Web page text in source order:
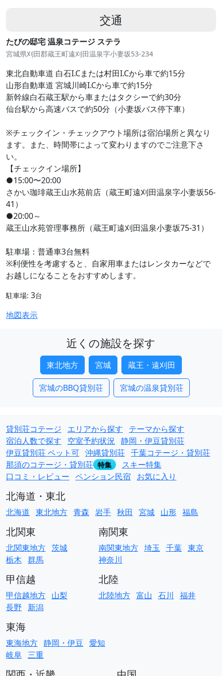
交通
たびの邸宅 温泉コテージ ステラ
宮城県刈田郡蔵王町遠刈田温泉字小妻坂53-234
東北自動車道 白石I.Cまたは村田I.Cから車で約15分
山形自動車道 宮城川崎I.Cから車で約15分
新幹線白石蔵王駅から車またはタクシーで約30分
仙台駅から高速バスで約50分（小妻坂バス停下車）
※チェックイン・チェックアウト場所は宿泊場所と異なり
ます。また、時間帯によって変わりますのでご注意下さ
い。
【チェックイン場所】
●15:00〜20:00
さかい珈琲蔵王山水苑前店（蔵王町遠刈田温泉字小妻坂56-
41）
●20:00～
蔵王山水苑管理事務所（蔵王町遠刈田温泉小妻坂75-31）
駐車場：普通車3台無料
※利便性を考慮すると、自家用車またはレンタカーなどで
お越しになることをおすすめします。
駐車場: 3台
地図表示
近くの施設を探す
東北地方 宮城 蔵王・遠刈田
宮城のBBQ貸別荘 宮城の温泉貸別荘
貸別荘コテージ エリアから探す
テーマから探す
宿泊人数で探す
空室予約状況 静岡・伊豆貸別荘
伊豆貸別荘 ペット可 沖縄貸別荘 千葉コテージ・貸別荘
那須のコテージ・貸別荘 特集
スキー特集
口コミ・レビュー ペンション民宿 お気に入り
北海道・東北
北海道 東北地方 青森 岩手 秋田 宮城 山形 福島
北関東
北関東地方 茨城
栃木 群馬
南関東
南関東地方 埼玉 千葉 東京
神奈川
甲信越
甲信越地方 山梨
長野
新潟
北陸
北陸地方 富山 石川 福井
東海
東海地方 静岡・伊豆 愛知
岐阜 三重